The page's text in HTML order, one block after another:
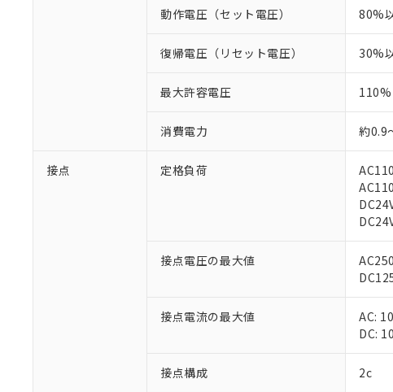
動作電圧（セット電圧） 80%
復帰電圧（リセット電圧） 30%
最大許容電圧 110%
消費電力 約0.9
接点 定格負荷
接点電圧の最大値
接点電流の最大値
AC:
DC:
接点構成 2c
対応済み：EU
対応予定：EU RoHS
対応予定なし：EU